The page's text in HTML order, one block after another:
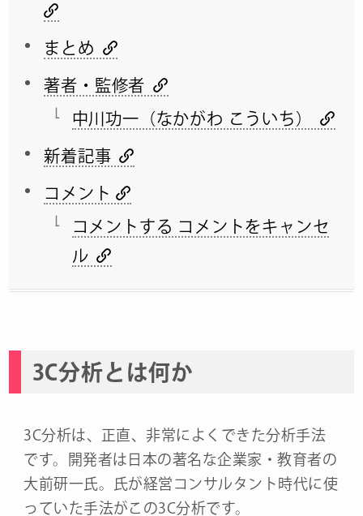
まとめ
著者・監修者
中川功一（なかがわ こういち）
新着記事
コメント
コメントする コメントをキャンセ
ル
3C分析とは何か
3C分析は、正直、非常によくできた分析手法
です。開発者は日本の著名な企業家・教育者の
大前研一氏。氏が経営コンサルタント時代に使
っていた手法がこの3C分析です。